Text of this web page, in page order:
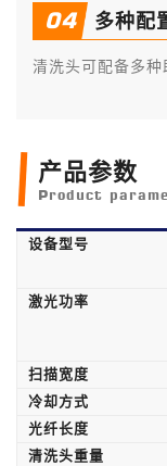
04 多种配
清洗头可配备多种
产品参数
Product
设备型号
激光功率
扫描宽度
冷却方式
光纤长度
清洗头重量